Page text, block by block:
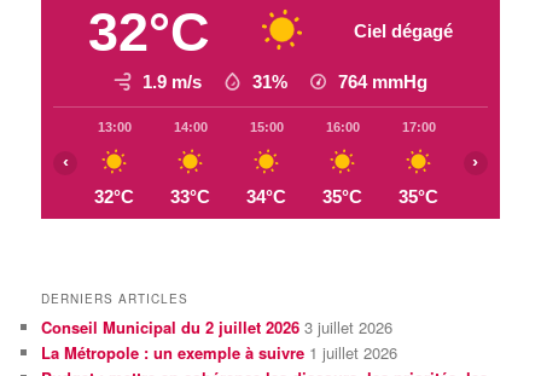
32°C Ciel dégagé
1.9 m/s 31% 764 mmHg
13:00
32°C
14:00
33°C
15:00
34°C
16:00
35°C
17:00
35°C
‹ ›
DERNIERS ARTICLES
Conseil Municipal du 2 juillet 2026 3 juillet 2026
La Métropole : un exemple à suivre 1 juillet 2026